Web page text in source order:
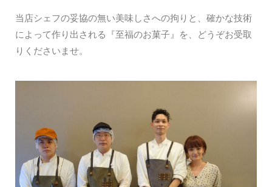
当店シェフの妥協の無い美味しさへの拘りと、確かな技術
によって作り出される『至福のお菓子』を、どうぞお受取
りくださいませ。